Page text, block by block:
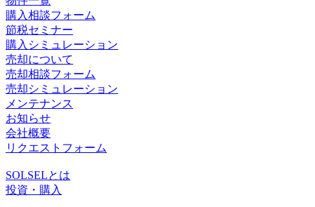
購入相談フォーム
節税セミナー
購入シミュレーション
売却について
売却相談フォーム
売却シミュレーション
メンテナンス
お知らせ
会社概要
リクエストフォーム
SOLSELとは
投資・購入